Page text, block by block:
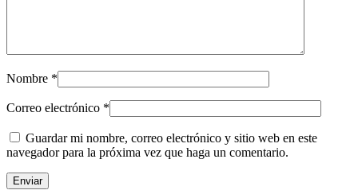
Nombre *
Correo electrónico *
Guardar mi nombre, correo electrónico y sitio web en este
navegador para la próxima vez que haga un comentario.